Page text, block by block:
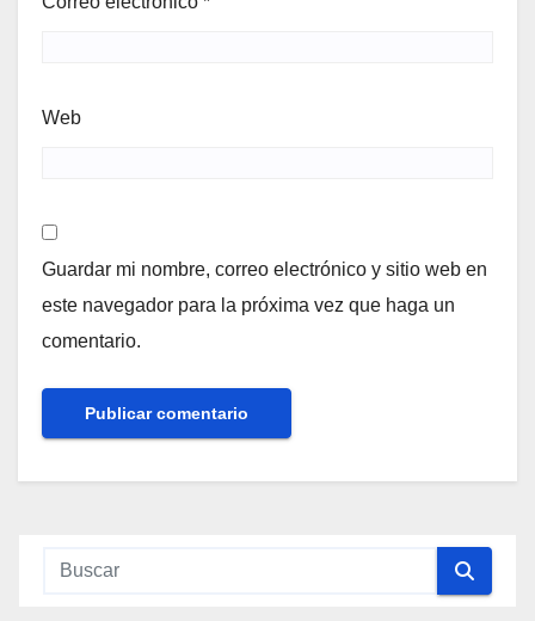
Web
Guardar mi nombre, correo electrónico y sitio web en
este navegador para la próxima vez que haga un
comentario.